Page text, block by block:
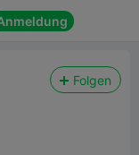
Folgen